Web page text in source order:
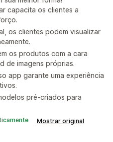
capacita os clientes a
os clientes podem visualizar
os produtos com a cara
de imagens próprias.
app garante uma experiência
pré-criados para
Mostrar original